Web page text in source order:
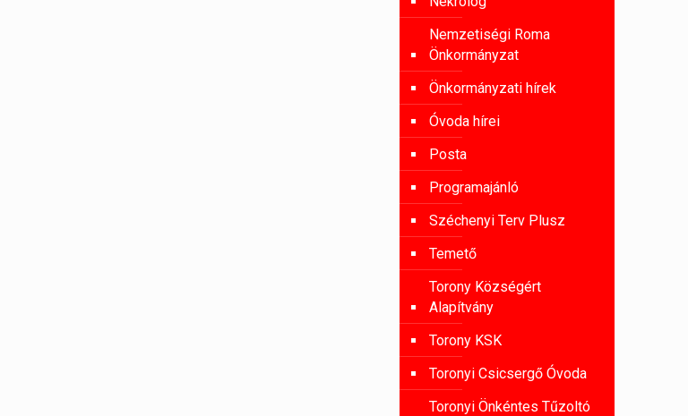
Nemzetiségi Roma
Önkormányzat
Önkormányzati hírek
Óvoda hírei
Posta
Programajánló
Széchenyi Terv Plusz
Temető
Torony Községért
Alapítvány
Torony KSK
Toronyi Csicsergő Óvoda
Toronyi Önkéntes Tűzoltó